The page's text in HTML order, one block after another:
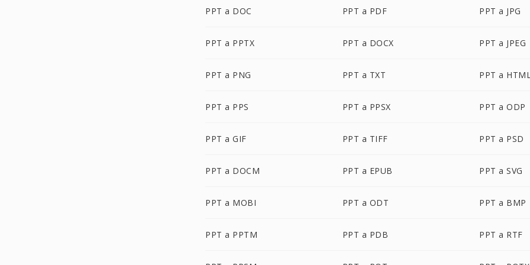
PPT a DOC PPT a PDF PPT a JPG
PPT a PPTX PPT a DOCX PPT a JPEG
PPT a PNG PPT a TXT PPT a
PPT a PPS PPT a PPSX PPT a ODP
PPT a GIF PPT a TIFF PPT a PSD
PPT a DOCM PPT a EPUB PPT a SVG
PPT a MOBI PPT a ODT PPT a BMP
PPT a PPTM PPT a PDB PPT a RTF